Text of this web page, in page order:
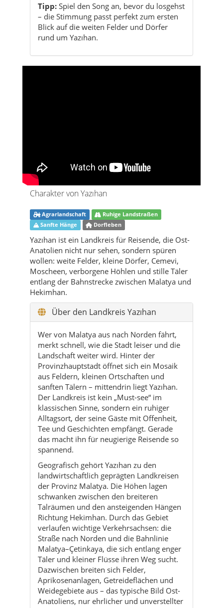
Agrarlandschaft
Ruhige Landstraßen
Sanfte Hänge
Dorfleben
Yazıhan ist ein Landkreis für Reisende, die Ost-
Anatolien nicht nur sehen, sondern spüren
wollen: weite Felder, kleine Dörfer, Cemevi,
Moscheen, verborgene Höhlen und stille Täler
entlang der Bahnstrecke zwischen Malatya und
Hekimhan.
Über den Landkreis Yazıhan
Wer von Malatya aus nach Norden fährt,
merkt schnell, wie die Stadt leiser und die
Landschaft weiter wird. Hinter der
Provinzhauptstadt öffnet sich ein Mosaik
aus Feldern, kleinen Ortschaften und
sanften Tälern – mittendrin liegt Yazıhan.
Der Landkreis ist kein „Must-see“ im
klassischen Sinne, sondern ein ruhiger
Alltagsort, der seine Gäste mit Offenheit,
Tee und Geschichten empfängt. Gerade
das macht ihn für neugierige Reisende so
spannend.
Geografisch gehört Yazıhan zu den
landwirtschaftlich geprägten Landkreisen
der Provinz Malatya. Die Höhen lagen
schwanken zwischen den breiteren
Talräumen und den ansteigenden Hängen
Richtung Hekimhan. Durch das Gebiet
verlaufen wichtige Verkehrsachsen: die
Straße nach Norden und die Bahnlinie
Malatya–Çetinkaya, die sich entlang enger
Täler und kleiner Flüsse ihren Weg sucht.
Dazwischen breiten sich Felder,
Aprikosenanlagen, Getreideflächen und
Weidegebiete aus – das typische Bild Ost-
Anatoliens, nur ehrlicher und unverstellter
als in vielen touristischen Zentren.
Historisch war der Raum lange Zeit
Durchzugsgebiet: Karawanen, Händler,
Hirten und später Eisenbahnlinien
verbanden hier verschiedene Regionen